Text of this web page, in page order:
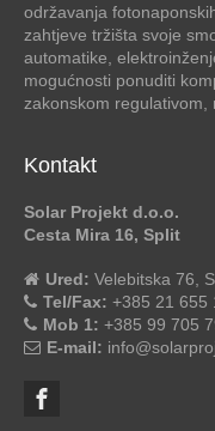
održavanja
zahtjeve tržišta svoje
automatike,
mogućnosti ponuditi
zakonskom regulativom,
Kontakt
Solar Projekt d.o.o.
Cesta Mira 16, Split
Ured: Velebitska 76,
Tel/Fax: +385 21 655
Mob 1: +385 99 705
E-mail: